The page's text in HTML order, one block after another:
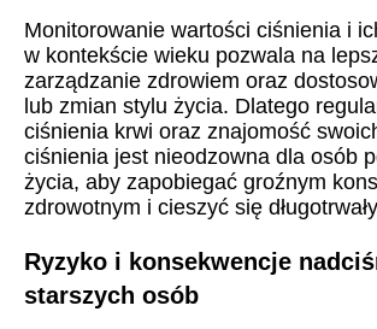
Monitorowanie wartości ciśnienia i
w kontekście wieku pozwala na
zarządzanie zdrowiem oraz
lub zmian stylu życia. Dlatego
ciśnienia krwi oraz znajomość
ciśnienia jest nieodzowna dla osób
życia, aby zapobiegać groźnym
zdrowotnym i cieszyć się
Ryzyko i konsekwencje
starszych osób